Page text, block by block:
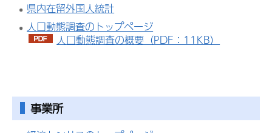
県内在留外国人統計
人口動態調査のトップページ
人口動態調査の概要（PDF：11KB）
事業所